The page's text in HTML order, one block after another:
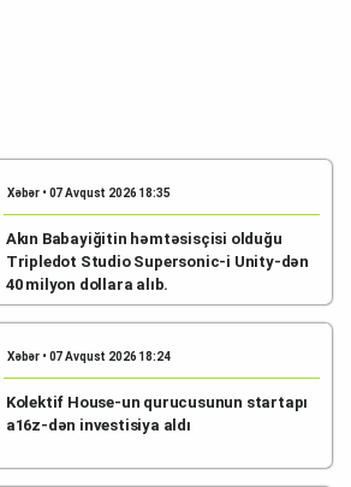
Xəbər • 07 Avqust 2026 18:35
Akın Babayiğitin həmtəsisçisi olduğu
Tripledot Studio Supersonic-i Unity-dən
40 milyon dollara alıb.
Xəbər • 07 Avqust 2026 18:24
Kolektif House-un qurucusunun startapı
a16z-dən investisiya aldı